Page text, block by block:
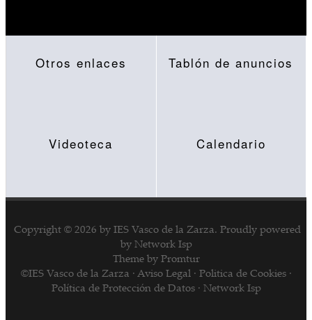
Otros enlaces Tablón de anuncios
Videoteca Calendario
Copyright © 2026 by IES Vasco de la Zarza. Proudly powered
by Network Isp
Theme by Promtur
©IES Vasco de la Zarza · Aviso Legal · Politica de Cookies·
Política de Protección de Datos· Network Isp